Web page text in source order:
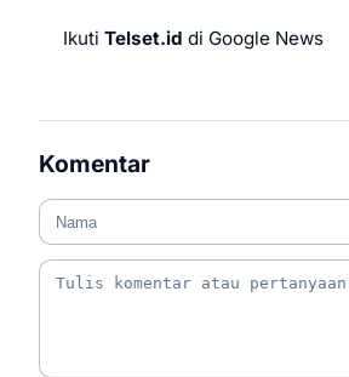
Ikuti Telset.id di Google News
Komentar